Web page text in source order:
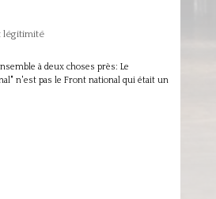
légitimité
à deux choses près: Le
n'est pas le Front national qui était un